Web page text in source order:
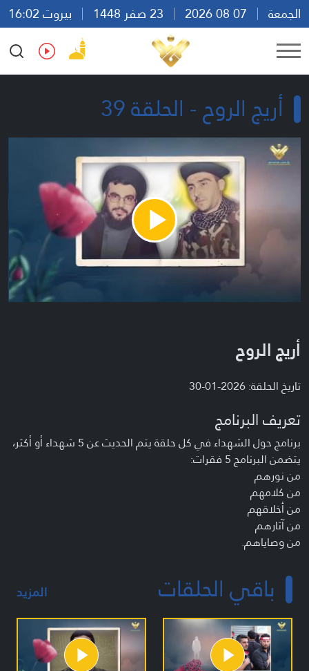
الجمعة
بيروت 16:02
Ar
En Fr Es
أريج الروح - الحلقة 39
Play
Video
أريج الروح
تاريخ الحلقة: 2026-01-30
تعريف البرنامج
برنامج حول الشهداء في كل حلقة يتم الحديث عن 5 شهداء أو أكثر،
يتضمن البرنامج 5 فقرات:
من نورهم
من كلامهم
من أخلاقهم
من آثارهم
من وصاياهم.
باقي الحلقات المزيد